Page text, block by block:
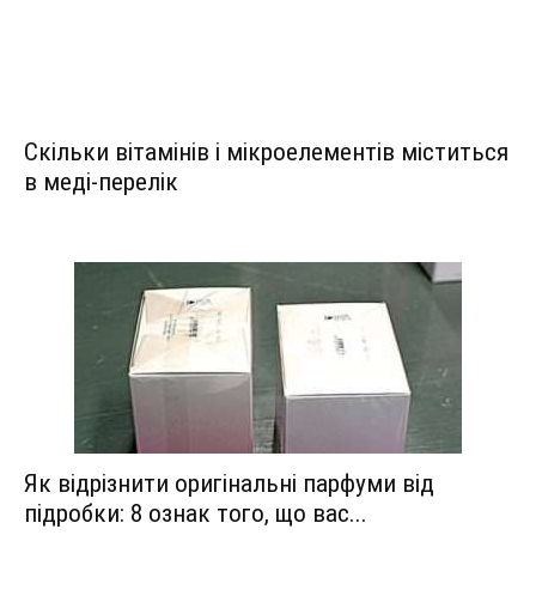
Скільки вітамінів і мікроелементів міститься
в меді-перелік
Як відрізнити оригінальні парфуми від
підробки: 8 ознак того, що вас...